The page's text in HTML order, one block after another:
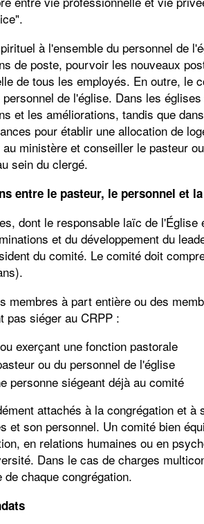
à l'ensemble du personnel de
de poste, pourvoir les nouveaux
de tous les employés. En outre, le
de l'église. Dans les
et les améliorations, tandis que
pour établir une allocation de
ministère et conseiller le pasteur
sein du clergé.
entre le pasteur, le personnel et
dont le responsable laïc de l'Église
et du développement du
du comité. Le comité doit
membres à part entière ou des
pas siéger au CRPP :
exerçant une fonction pastorale
ou du personnel de l'église
personne siégeant déjà au comité
attachés à la congrégation et à
son personnel. Un comité bien
en relations humaines ou en
Dans le cas de charges
chaque congrégation.